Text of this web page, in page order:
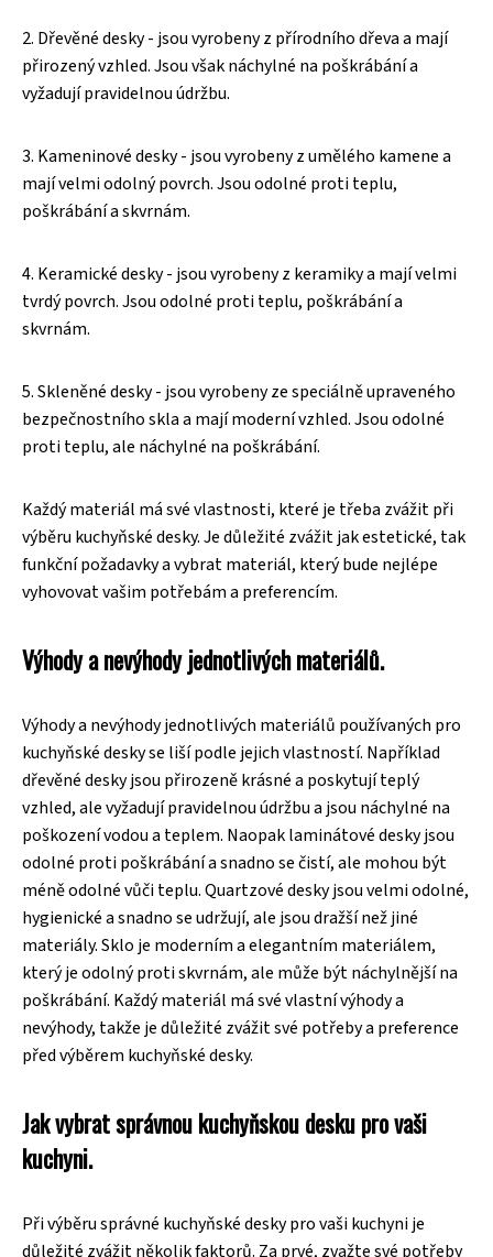
2. Dřevěné desky - jsou vyrobeny z přírodního dřeva a mají
přirozený vzhled. Jsou však náchylné na poškrábání a
vyžadují pravidelnou údržbu.
3. Kameninové desky - jsou vyrobeny z umělého kamene a
mají velmi odolný povrch. Jsou odolné proti teplu,
poškrábání a skvrnám.
4. Keramické desky - jsou vyrobeny z keramiky a mají velmi
tvrdý povrch. Jsou odolné proti teplu, poškrábání a
skvrnám.
5. Skleněné desky - jsou vyrobeny ze speciálně upraveného
bezpečnostního skla a mají moderní vzhled. Jsou odolné
proti teplu, ale náchylné na poškrábání.
Každý materiál má své vlastnosti, které je třeba zvážit při
výběru kuchyňské desky. Je důležité zvážit jak estetické, tak
funkční požadavky a vybrat materiál, který bude nejlépe
vyhovovat vašim potřebám a preferencím.
Výhody a nevýhody jednotlivých materiálů.
Výhody a nevýhody jednotlivých materiálů používaných pro
kuchyňské desky se liší podle jejich vlastností. Například
dřevěné desky jsou přirozeně krásné a poskytují teplý
vzhled, ale vyžadují pravidelnou údržbu a jsou náchylné na
poškození vodou a teplem. Naopak laminátové desky jsou
odolné proti poškrábání a snadno se čistí, ale mohou být
méně odolné vůči teplu. Quartzové desky jsou velmi odolné,
hygienické a snadno se udržují, ale jsou dražší než jiné
materiály. Sklo je moderním a elegantním materiálem,
který je odolný proti skvrnám, ale může být náchylnější na
poškrábání. Každý materiál má své vlastní výhody a
nevýhody, takže je důležité zvážit své potřeby a preference
před výběrem kuchyňské desky.
Jak vybrat správnou kuchyňskou desku pro vaši
kuchyni.
Při výběru správné kuchyňské desky pro vaši kuchyni je
důležité zvážit několik faktorů. Za prvé, zvažte své potřeby